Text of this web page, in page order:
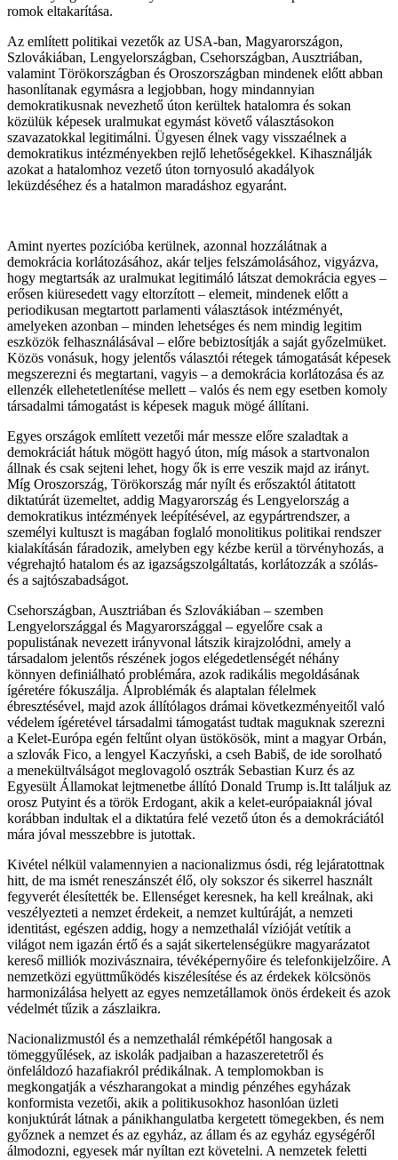
romok eltakarítása.
Az említett politikai vezetők az USA-ban, Magyarországon,
Szlovákiában, Lengyelországban, Csehországban, Ausztriában,
valamint Törökországban és Oroszországban mindenek előtt abban
hasonlítanak egymásra a legjobban, hogy mindannyian
demokratikusnak nevezhető úton kerültek hatalomra és sokan
közülük képesek uralmukat egymást követő választásokon
szavazatokkal legitimálni. Ügyesen élnek vagy visszaélnek a
demokratikus intézményekben rejlő lehetőségekkel. Kihasználják
azokat a hatalomhoz vezető úton tornyosuló akadályok
leküzdéséhez és a hatalmon maradáshoz egyaránt.
Amint nyertes pozícióba kerülnek, azonnal hozzálátnak a
demokrácia korlátozásához, akár teljes felszámolásához, vigyázva,
hogy megtartsák az uralmukat legitimáló látszat demokrácia egyes –
erősen kiüresedett vagy eltorzított – elemeit, mindenek előtt a
periodikusan megtartott parlamenti választások intézményét,
amelyeken azonban – minden lehetséges és nem mindig legitim
eszközök felhasználásával – előre bebiztosítják a saját győzelmüket.
Közös vonásuk, hogy jelentős választói rétegek támogatását képesek
megszerezni és megtartani, vagyis – a demokrácia korlátozása és az
ellenzék ellehetetlenítése mellett – valós és nem egy esetben komoly
társadalmi támogatást is képesek maguk mögé állítani.
Egyes országok említett vezetői már messze előre szaladtak a
demokráciát hátuk mögött hagyó úton, míg mások a startvonalon
állnak és csak sejteni lehet, hogy ők is erre veszik majd az irányt.
Míg Oroszország, Törökország már nyílt és erőszaktól átitatott
diktatúrát üzemeltet, addig Magyarország és Lengyelország a
demokratikus intézmények leépítésével, az egypártrendszer, a
személyi kultuszt is magában foglaló monolitikus politikai rendszer
kialakításán fáradozik, amelyben egy kézbe kerül a törvényhozás, a
végrehajtó hatalom és az igazságszolgáltatás, korlátozzák a szólás-
és a sajtószabadságot.
Csehországban, Ausztriában és Szlovákiában – szemben
Lengyelországgal és Magyarországgal – egyelőre csak a
populistának nevezett irányvonal látszik kirajzolódni, amely a
társadalom jelentős részének jogos elégedetlenségét néhány
könnyen definiálható problémára, azok radikális megoldásának
ígéretére fókuszálja. Álproblémák és alaptalan félelmek
ébresztésével, majd azok állítólagos drámai következményeitől való
védelem ígéretével társadalmi támogatást tudtak maguknak szerezni
a Kelet-Európa egén feltűnt olyan üstökösök, mint a magyar Orbán,
a szlovák Fico, a lengyel Kaczyński, a cseh Babiš, de ide sorolható
a menekültválságot meglovagoló osztrák Sebastian Kurz és az
Egyesült Államokat lejtmenetbe állító Donald Trump is.Itt találjuk az
orosz Putyint és a török Erdogant, akik a kelet-európaiaknál jóval
korábban indultak el a diktatúra felé vezető úton és a demokráciától
mára jóval messzebbre is jutottak.
Kivétel nélkül valamennyien a nacionalizmus ósdi, rég lejáratottnak
hitt, de ma ismét reneszánszét élő, oly sokszor és sikerrel használt
fegyverét élesítették be. Ellenséget keresnek, ha kell kreálnak, aki
veszélyezteti a nemzet érdekeit, a nemzet kultúráját, a nemzeti
identitást, egészen addig, hogy a nemzethalál vízióját vetítik a
világot nem igazán értő és a saját sikertelenségükre magyarázatot
kereső milliók mozivásznaira, tévéképernyőire és telefonkijelzőire. A
nemzetközi együttműködés kiszélesítése és az érdekek kölcsönös
harmonizálása helyett az egyes nemzetállamok önös érdekeit és azok
védelmét tűzik a zászlaikra.
Nacionalizmustól és a nemzethalál rémképétől hangosak a
tömeggyűlések, az iskolák padjaiban a hazaszeretetről és
önfeláldozó hazafiakról prédikálnak. A templomokban is
megkongatják a vészharangokat a mindig pénzéhes egyházak
konformista vezetői, akik a politikusokhoz hasonlóan üzleti
konjuktúrát látnak a pánikhangulatba kergetett tömegekben, és nem
győznek a nemzet és az egyház, az állam és az egyház egységéről
álmodozni, egyesek már nyíltan ezt követelni. A nemzetek feletti